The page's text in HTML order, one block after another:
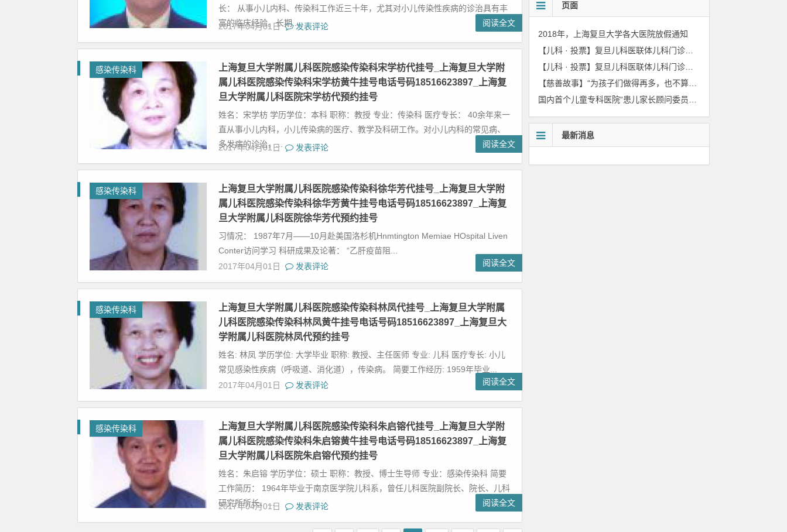
长： 从事小儿内科、传染科工作近三十年，尤其对小儿传染性疾病的诊治具有丰
富的临床经验。长期...
2017年04月01日 发表评论 阅读全文
感染传染科
上海复旦大学附属儿科医院感染传染科宋学枋代挂号_上海复旦大学附
属儿科医院感染传染科宋学枋黄牛挂号电话号码18516623897_上海复
旦大学附属儿科医院宋学枋代预约挂号
姓名：宋学枋 学历学位：本科 职称：教授 专业：传染科 医疗专长： 40余年来一
直从事小儿内科，小儿传染病的医疗、教学及科研工作。对小儿内科的常见病、
多发病的诊治，...
2017年04月01日 发表评论 阅读全文
感染传染科
上海复旦大学附属儿科医院感染传染科徐华芳代挂号_上海复旦大学附
属儿科医院感染传染科徐华芳黄牛挂号电话号码18516623897_上海复
旦大学附属儿科医院徐华芳代预约挂号
习情况： 1987年7月——10月赴美国洛杉机Hnmtington Memiae HOspital Liven
Conter访问学习 科研成果及论著： “乙肝疫苗阻...
2017年04月01日
发表评论 阅读全文
感染传染科
上海复旦大学附属儿科医院感染传染科林凤代挂号_上海复旦大学附属
儿科医院感染传染科林凤黄牛挂号电话号码18516623897_上海复旦大
学附属儿科医院林凤代预约挂号
姓名: 林凤 学历学位: 大学毕业 职称: 教授、主任医师 专业: 儿科 医疗专长: 小儿
常见感染性疾病（呼吸道、消化道），传染病。 简要工作经历: 1959年毕业...
2017年04月01日
发表评论 阅读全文
感染传染科
上海复旦大学附属儿科医院感染传染科朱启镕代挂号_上海复旦大学附
属儿科医院感染传染科朱启镕黄牛挂号电话号码18516623897_上海复
旦大学附属儿科医院朱启镕代预约挂号
姓名：朱启镕 学历学位：硕士 职称：教授、博士生导师 专业：感染传染科 简要
工作简历： 1964年毕业于南京医学院儿科系，曾任儿科医院副院长、院长、儿科
研究所所长、...
2017年04月01日 发表评论 阅读全文
页面
2018年，上海复旦大学各大医院放假通知
最新消息